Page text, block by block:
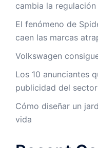
cambia la
El fenómeno de
caen las marcas
Volkswagen
Los 10 anunciantes
publicidad del
Cómo diseñar un
vida